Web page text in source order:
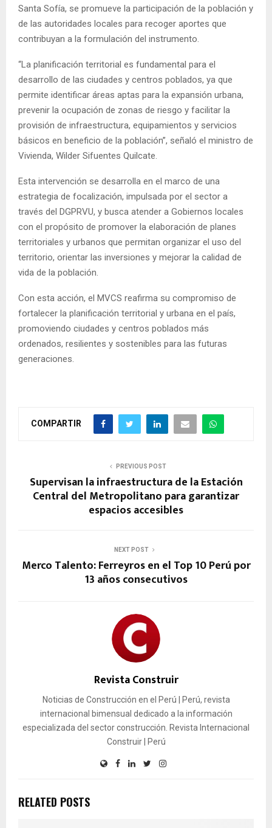
Santa Sofía, se promueve la participación de la población y
de las autoridades locales para recoger aportes que
contribuyan a la formulación del instrumento.
“La planificación territorial es fundamental para el
desarrollo de las ciudades y centros poblados, ya que
permite identificar áreas aptas para la expansión urbana,
prevenir la ocupación de zonas de riesgo y facilitar la
provisión de infraestructura, equipamientos y servicios
básicos en beneficio de la población”, señaló el ministro de
Vivienda, Wilder Sifuentes Quilcate.
Esta intervención se desarrolla en el marco de una
estrategia de focalización, impulsada por el sector a
través del DGPRVU, y busca atender a Gobiernos locales
con el propósito de promover la elaboración de planes
territoriales y urbanos que permitan organizar el uso del
territorio, orientar las inversiones y mejorar la calidad de
vida de la población.
Con esta acción, el MVCS reafirma su compromiso de
fortalecer la planificación territorial y urbana en el país,
promoviendo ciudades y centros poblados más
ordenados, resilientes y sostenibles para las futuras
generaciones.
COMPARTIR
PREVIOUS POST
Supervisan la infraestructura de la Estación
Central del Metropolitano para garantizar
espacios accesibles
NEXT POST
Merco Talento: Ferreyros en el Top 10 Perú por
13 años consecutivos
Revista Construir
Noticias de Construcción en el Perú | Perú, revista
internacional bimensual dedicado a la información
especializada del sector construcción. Revista Internacional
Construir | Perú
RELATED POSTS